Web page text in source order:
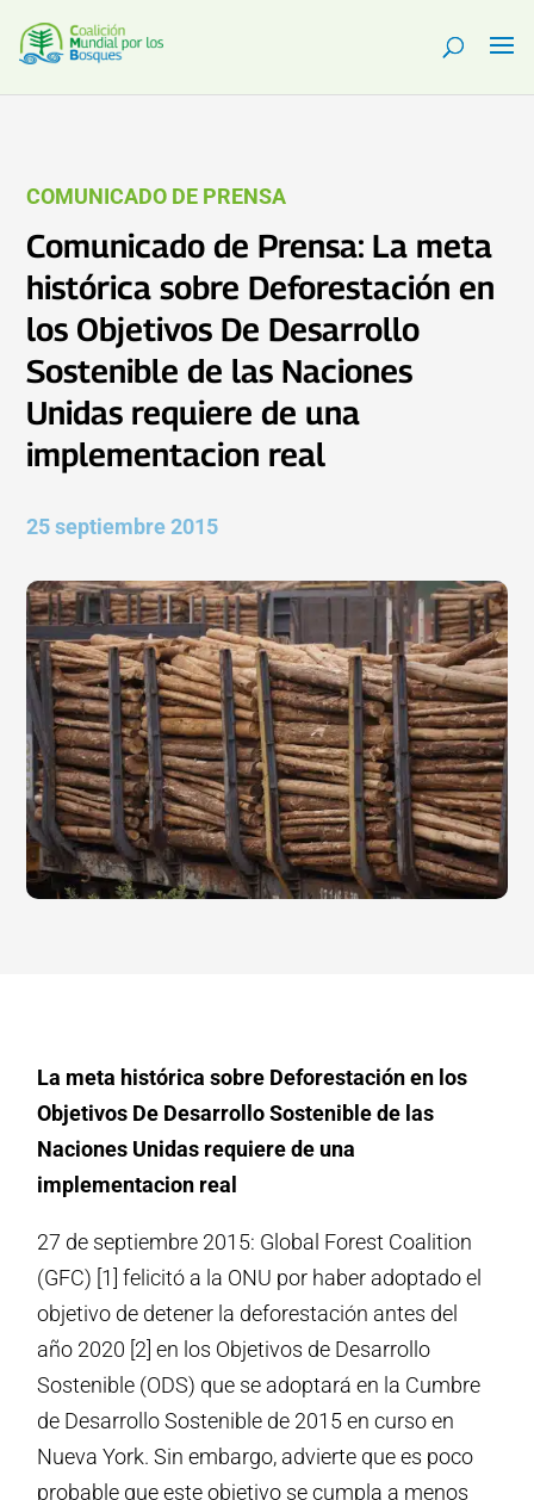
COMUNICADO DE PRENSA
Comunicado de Prensa: La meta
histórica sobre Deforestación en
los Objetivos De Desarrollo
Sostenible de las Naciones
Unidas requiere de una
implementacion real
25 septiembre 2015
La meta histórica sobre Deforestación en los
Objetivos De Desarrollo Sostenible de las
Naciones Unidas requiere de una
implementacion real
27 de septiembre 2015: Global Forest Coalition
(GFC) [1] felicitó a la ONU por haber adoptado el
objetivo de detener la deforestación antes del
año 2020 [2] en los Objetivos de Desarrollo
Sostenible (ODS) que se adoptará en la Cumbre
de Desarrollo Sostenible de 2015 en curso en
Nueva York. Sin embargo, advierte que es poco
probable que este objetivo se cumpla a menos